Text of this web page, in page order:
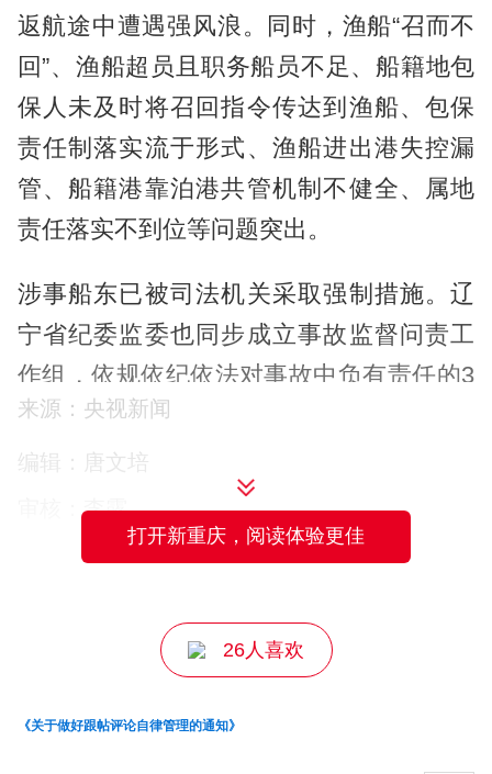
返航途中遭遇强风浪。同时，渔船“召而不
回”、渔船超员且职务船员不足、船籍地包
保人未及时将召回指令传达到渔船、包保
责任制落实流于形式、渔船进出港失控漏
管、船籍港靠泊港共管机制不健全、属地
责任落实不到位等问题突出。
涉事船东已被司法机关采取强制措施。辽
宁省纪委监委也同步成立事故监督问责工
作组，依规依纪依法对事故中负有责任的3
6名公职人员进行严肃追责问责。
（总台记者 卜晓菲 韦昊岩）
来源：央视新闻
编辑：唐文培
审核：李露
主编：马京川
打开新重庆，阅读体验更佳
26人喜欢
《关于做好跟帖评论自律管理的通知》